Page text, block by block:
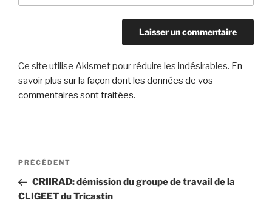
Ce site utilise Akismet pour réduire les indésirables. En
savoir plus sur la façon dont les données de vos
commentaires sont traitées.
Navigation
l’article
Article
précédent
PRÉCÉDENT
CRIIRAD: démission du groupe de travail de la
CLIGEET du Tricastin